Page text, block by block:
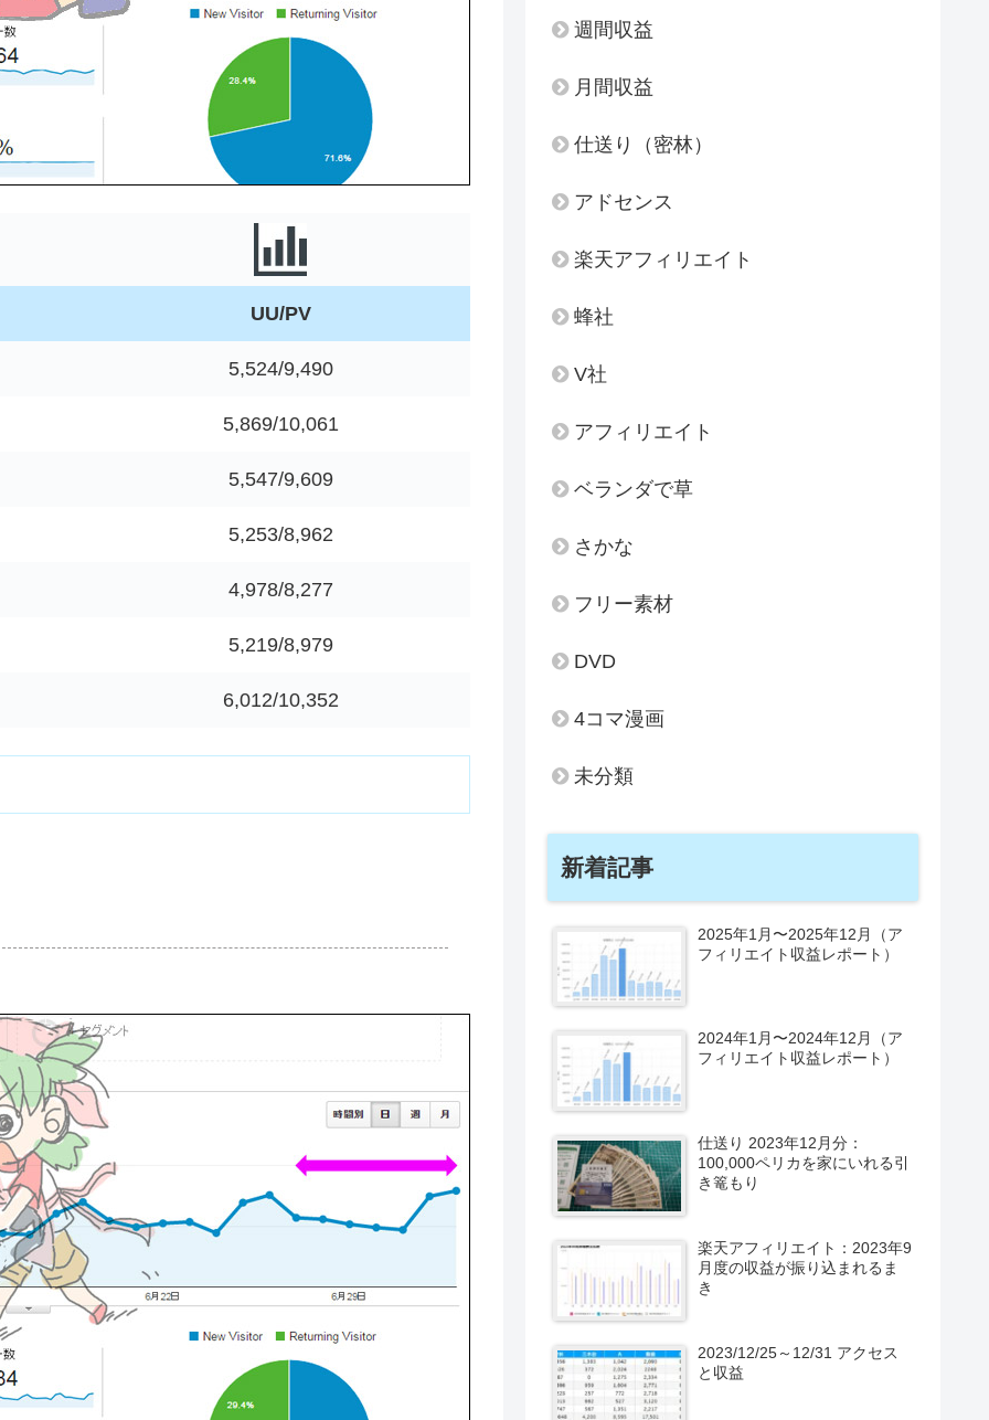
UU/PV
5,524/9,490
5,869/10,061
5,547/9,609
5,253/8,962
4,978/8,277
5,219/8,979
6,012/10,352
週間収益
月間収益
仕送り（密林）
アドセンス
楽天アフィリエイト
蜂社
V社
アフィリエイト
ベランダで草
さかな
フリー素材
DVD
4コマ漫画
未分類
新着記事
2025年1月〜2025年12月（ア
フィリエイト収益レポート）
2024年1月〜2024年12月（ア
フィリエイト収益レポート）
仕送り 2023年12月分：
100,000ペリカを家にいれる引
き篭もり
楽天アフィリエイト：2023年9
月度の収益が振り込まれるま
き
2023/12/25～12/31 アクセス
と収益